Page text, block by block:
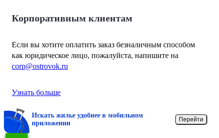
Корпоративным клиентам
Если вы хотите оплатить заказ безналичным способом
как юридическое лицо, пожалуйста, напишите на
corp@ostrovok.ru
Узнать больше
Искать жилье удобнее в мобильном
приложении
Перейти